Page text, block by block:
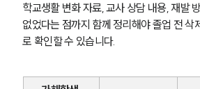
학교생활 변화 자료, 교사 상담 내용, 재발
없었다는 점까지 함께 정리해야 졸업 전 삭
로 확인할 수 있습니다.